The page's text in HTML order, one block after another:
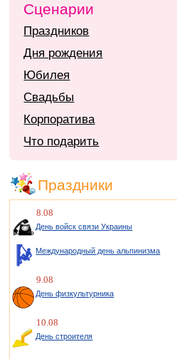
Сценарии
Праздников
Дня рождения
Юбилея
Свадьбы
Корпоратива
Что подарить
Праздники
8.08
День войск связи Украины
Международный день альпинизма
9.08
День физкультурника
10.08
День строителя